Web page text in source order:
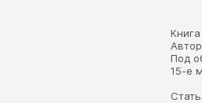
Книга
Под
15-е